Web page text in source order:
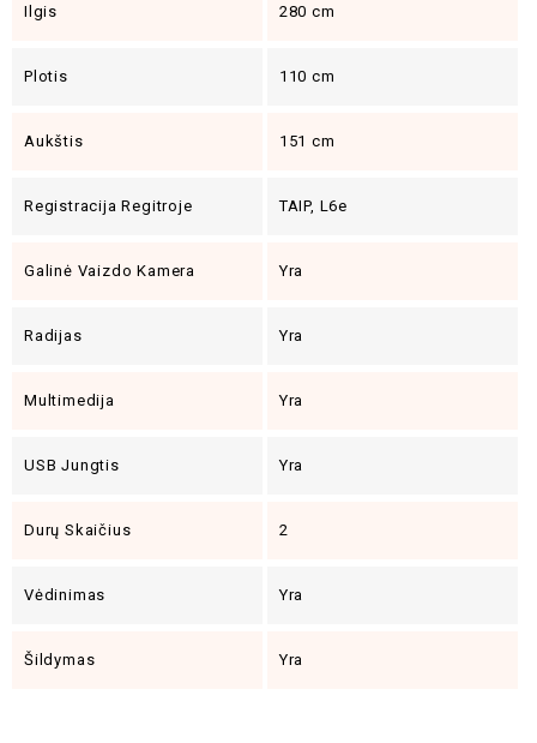
Ilgis 280 cm
Plotis 110 cm
Aukštis 151 cm
Registracija Regitroje TAIP, L6e
Galinė Vaizdo Kamera Yra
Radijas Yra
Multimedija Yra
USB Jungtis Yra
Durų Skaičius 2
Vėdinimas Yra
Šildymas Yra